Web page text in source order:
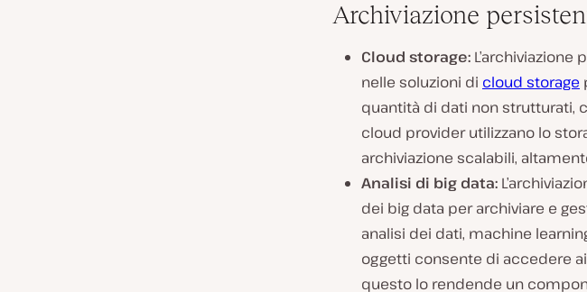
Archiviazione
Cloud storage:
nelle soluzioni di cloud storage
quantità di dati non strutturati,
cloud provider utilizzano lo
archiviazione scalabili,
Analisi di big data:
dei big data per archiviare e
analisi dei dati, machine
oggetti consente di accedere
questo lo rendende un